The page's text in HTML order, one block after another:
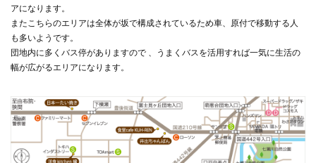
アになります。
またこちらのエリアは全体が坂で構成されているため車、原付で移動する人
も多いようです。
団地内に多くバス停がありますので 、うまくバスを活用すれば一気に生活の
幅が広がるエリアになります。